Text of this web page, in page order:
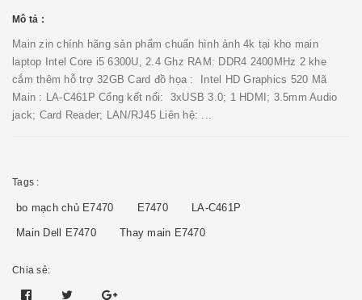
Mô tả :
Main zin chính hãng sản phẩm chuẩn hình ảnh 4k tại kho main
laptop Intel Core i5 6300U, 2.4 Ghz RAM: DDR4 2400MHz 2 khe
cắm thêm hỗ trợ 32GB Card đồ họa : Intel HD Graphics 520 Mã
Main : LA-C461P Cổng kết nối: 3xUSB 3.0; 1 HDMI; 3.5mm Audio
jack; Card Reader; LAN/RJ45 Liên hệ: ...
Tags :
bo mạch chủ E7470 E7470 LA-C461P
Main Dell E7470 Thay main E7470
Chia sẻ: